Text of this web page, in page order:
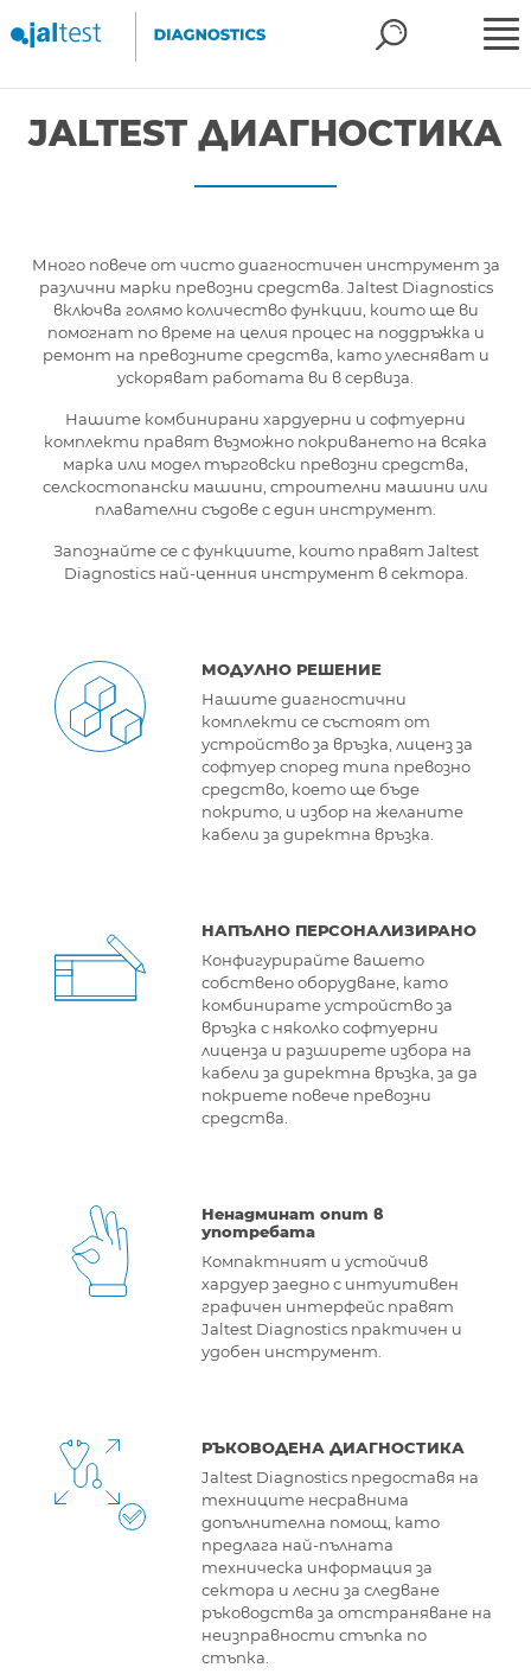
JALTEST ДИАГНОСТИКА
Много повече от чисто диагностичен инструмент за
различни марки превозни средства. Jaltest Diagnostics
включва голямо количество функции, които ще ви
помогнат по време на целия процес на поддръжка и
ремонт на превозните средства, като улесняват и
ускоряват работата ви в сервиза.
Нашите комбинирани хардуерни и софтуерни
комплекти правят възможно покриването на всяка
марка или модел търговски превозни средства,
селскостопански машини, строителни машини или
плавателни съдове с един инструмент.
Запознайте се с функциите, които правят Jaltest
Diagnostics най-ценния инструмент в сектора.
МОДУЛНО РЕШЕНИЕ
Нашите диагностични
комплекти се състоят от
устройство за връзка, лиценз за
софтуер според типа превозно
средство, което ще бъде
покрито, и избор на желаните
кабели за директна връзка.
НАПЪЛНО ПЕРСОНАЛИЗИРАНО
Конфигурирайте вашето
собствено оборудване, като
комбинирате устройство за
връзка с няколко софтуерни
лиценза и разширете избора на
кабели за директна връзка, за да
покриете повече превозни
средства.
Ненадминат опит в
употребата
Компактният и устойчив
хардуер заедно с интуитивен
графичен интерфейс правят
Jaltest Diagnostics практичен и
удобен инструмент.
РЪКОВОДЕНА ДИАГНОСТИКА
Jaltest Diagnostics предоставя на
техниците несравнима
допълнителна помощ, като
предлага най-пълната
техническа информация за
сектора и лесни за следване
ръководства за отстраняване на
неизправности стъпка по
стъпка.